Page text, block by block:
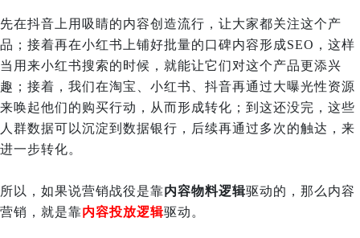
先在抖音上用吸睛的内容创造流行，让大家都关注这个产
品；接着再在小红书上铺好批量的口碑内容形成SEO，这样
当用来小红书搜索的时候，就能让它们对这个产品更添兴
趣；接着，我们在淘宝、小红书、抖音再通过大曝光性资源
来唤起他们的购买行动，从而形成转化；到这还没完，这些
人群数据可以沉淀到数据银行，后续再通过多次的触达，来
进一步转化。
所以，如果说营销战役是靠内容物料逻辑驱动的，那么内容
营销，就是靠内容投放逻辑驱动。